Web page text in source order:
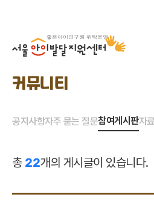
아
달
지
터
커뮤니티
공지사항자주 묻는 질문참여게시판자
총 22개의 게시글이 있습니다.